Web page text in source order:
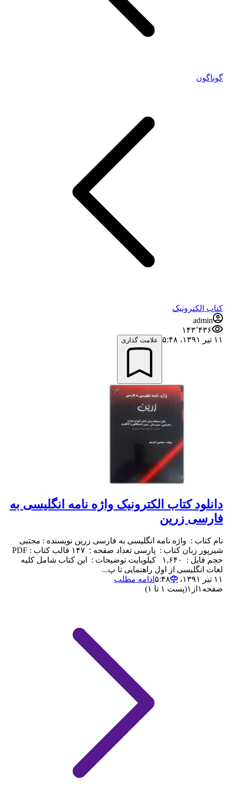
گوناگون
کتاب الکترونیک
admin
۱۴۳٬۴۳۶
۱۱ تیر ۱۳۹۱،‏ ۵:۴۸
علامت گذاری
دانلود کتاب الکترونیک واژه نامه انگلیسی به
فارسی زرین‎
نام کتاب : واژه نامه انگلیسی به فارسی زرین‎ نویسنده : مجتبی
شیرپور زبان کتاب : پارسی تعداد صفحه : ۱۴۷ قالب کتاب : PDF
حجم فایل : ۱,۶۴۰ کیلوبایت توضیحات : این کتاب شامل کلیه
لغات انگلیسی از اول راهنمایی تا پ...
۱۱ تیر ۱۳۹۱،‏ ۵:۴۸
ادامه مطلب
صفحه ۱ از ۱(پست ۱ تا ۱)